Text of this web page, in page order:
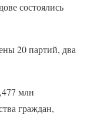
состоялись
20 партий, два
млн
граждан,